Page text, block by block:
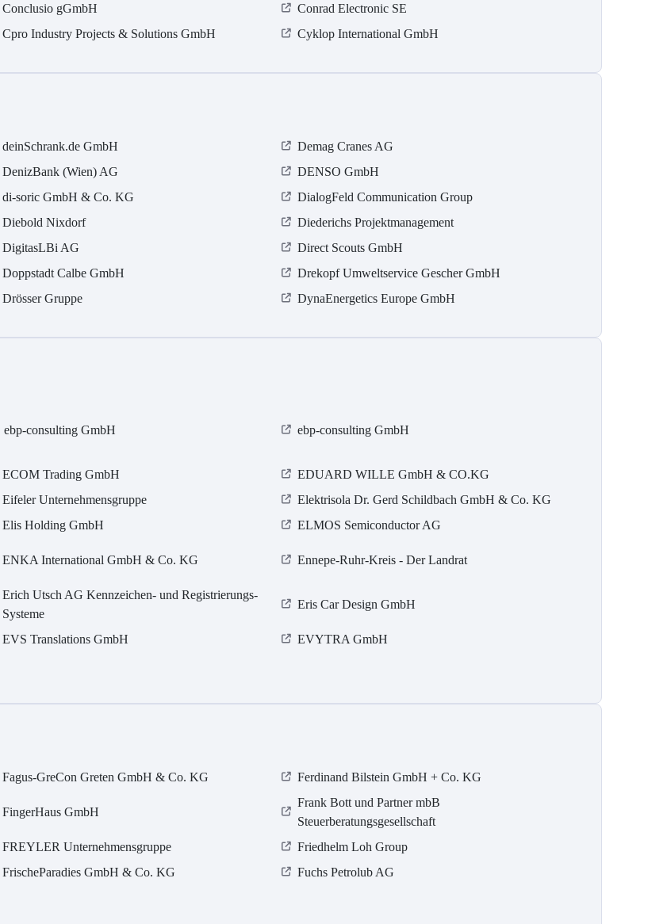
Conclusio gGmbH
Conrad Electronic SE
Cpro Industry Projects & Solutions GmbH Cyklop International GmbH
deinSchrank.de GmbH
Demag Cranes AG
DenizBank (Wien) AG
DENSO GmbH
di-soric GmbH & Co. KG
DialogFeld Communication Group
Diebold Nixdorf
Diederichs Projektmanagement
DigitasLBi AG
Direct Scouts GmbH
Doppstadt Calbe GmbH
Drekopf Umweltservice Gescher GmbH
Drösser Gruppe DynaEnergetics Europe GmbH
ebp-consulting GmbH ebp-consulting GmbH
ECOM Trading GmbH
EDUARD WILLE GmbH & CO.KG
Eifeler Unternehmensgruppe
Elektrisola Dr. Gerd Schildbach GmbH & Co. KG
Elis Holding GmbH
ELMOS Semiconductor AG
ENKA International GmbH & Co. KG Ennepe-Ruhr-Kreis - Der Landrat
Erich Utsch AG Kennzeichen- und Registrierungs-
Systeme
Eris Car Design GmbH
EVS Translations GmbH
EVYTRA GmbH
Fagus-GreCon Greten GmbH & Co. KG
Ferdinand Bilstein GmbH + Co. KG
FingerHaus GmbH
Frank Bott und Partner mbB
Steuerberatungsgesellschaft
FREYLER Unternehmensgruppe
Friedhelm Loh Group
FrischeParadies GmbH & Co. KG
Fuchs Petrolub AG